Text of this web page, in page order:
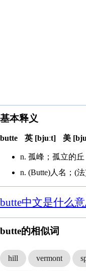
基本释义
butte 英 [bjuːt] 美
n. 孤峰；孤立的丘
n. (Butte)人名；(
butte中文是什么
butte的相似词
hill vermont